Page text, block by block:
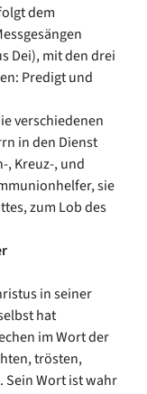
dem
Dei), mit den drei
Predigt und
verschiedenen
in den Dienst
, Kreuz-, und
sie
zum Lob des
in seiner
hat
im Wort der
trösten,
Sein Wort ist wahr